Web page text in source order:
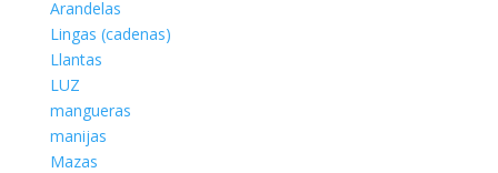
Arandelas
Lingas (cadenas)
Llantas
LUZ
mangueras
manijas
Mazas